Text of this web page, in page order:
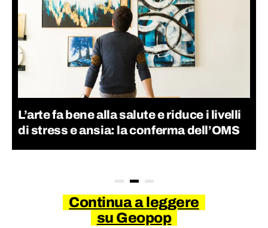
L’arte fa bene alla salute e riduce i livelli
di stress e ansia: la conferma dell’OMS
Continua a leggere
su Geopop